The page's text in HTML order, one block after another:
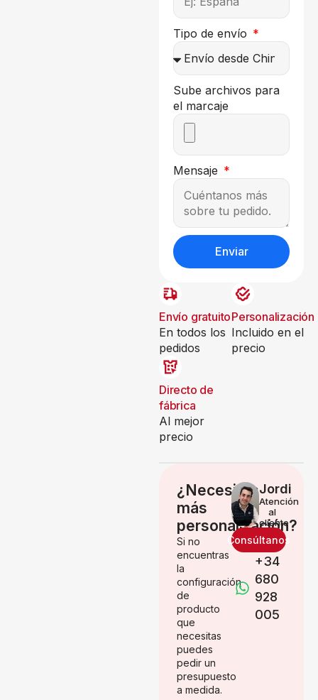
Tipo de envío
Sube archivos para
el marcaje
Mensaje
Enviar
Envío gratuito
En todos los
pedidos
Personalización
Incluido en el
precio
Directo de
fábrica
Al mejor
precio
¿Necesitas
más
personalización?
Si no
encuentras
la
configuración
de
producto
que
necesitas
puedes
pedir un
presupuesto
a medida.
Jordi
Atención
al
cliente
Consúltanos
+34
680
928
005